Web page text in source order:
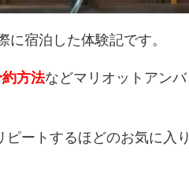
宿泊した体験記です。
方法などマリオットアンバ
ートするほどのお気に入り